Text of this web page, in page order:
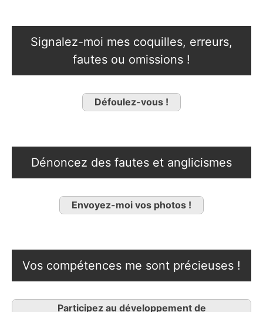
Signalez-moi mes coquilles, erreurs,
fautes ou omissions !
Défoulez-vous !
Dénoncez des fautes et anglicismes
Envoyez-moi vos photos !
Vos compétences me sont précieuses !
Participez au développement de